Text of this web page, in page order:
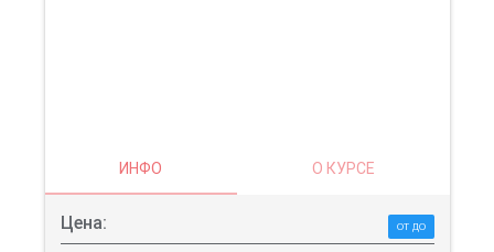
ИНФО О КУРСЕ
Цена: от до